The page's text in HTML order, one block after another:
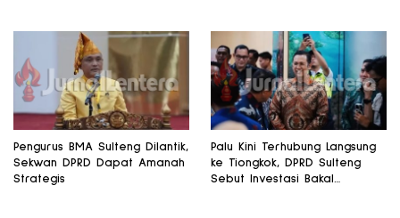
Pengurus BMA Sulteng Dilantik,
Sekwan DPRD Dapat Amanah
Strategis
Palu Kini Terhubung Langsung
ke Tiongkok, DPRD Sulteng
Sebut Investasi Bakal